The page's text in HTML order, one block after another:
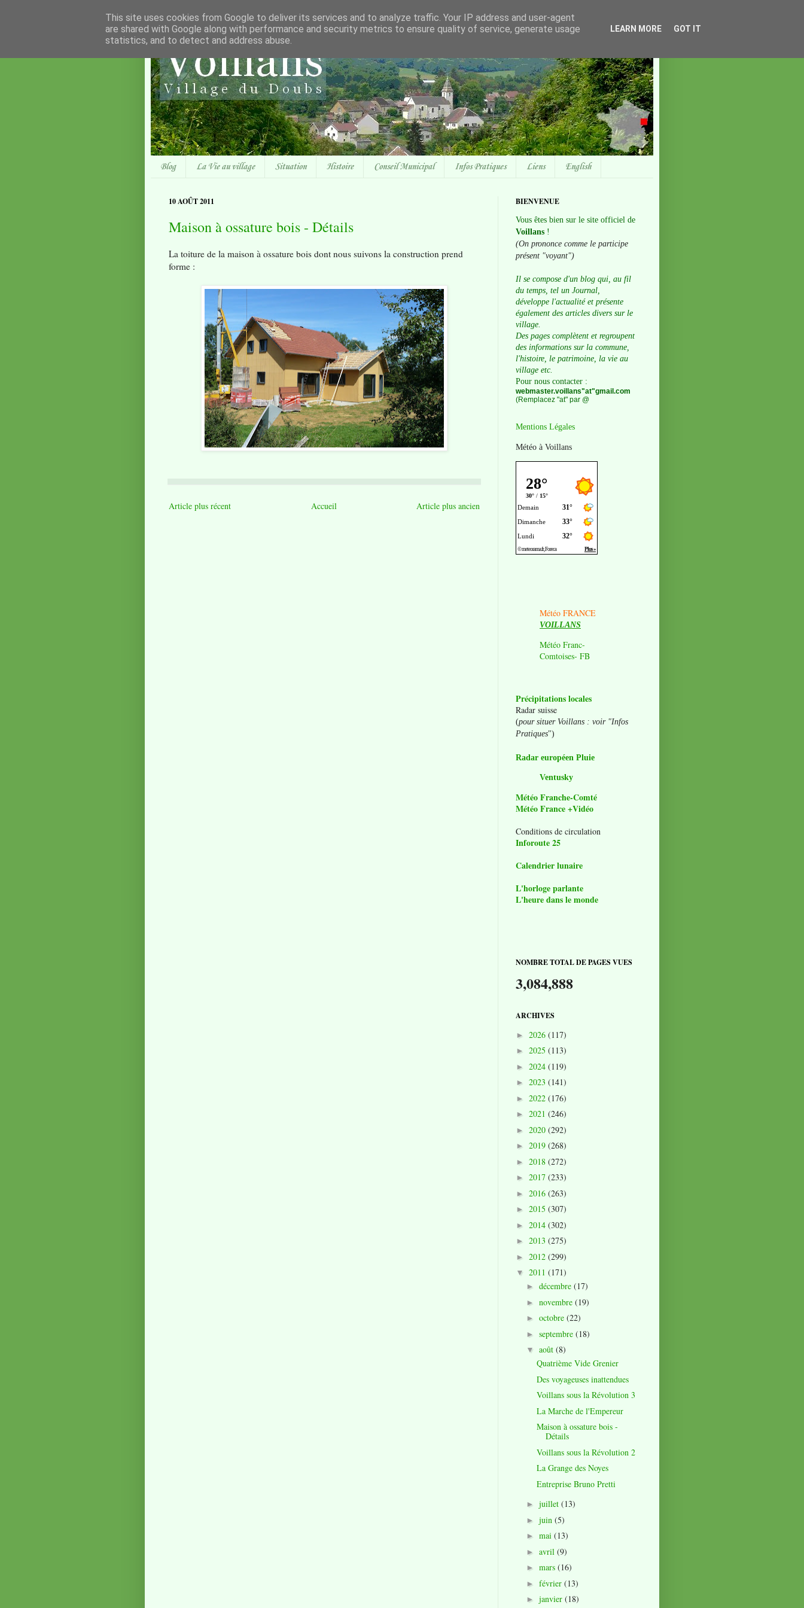
Blog La Vie au village Situation Histoire Conseil Municipal Infos Pratiques Liens English
10 AOÛT 2011
Maison à ossature bois - Détails
La toiture de la maison à ossature bois dont nous suivons la construction prend
forme :
Article plus récent Article plus ancien
Accueil
BIENVENUE
Vous êtes bien sur le site officiel de
Voillans !
(On prononce comme le participe
présent "voyant")
Il se compose d'un blog qui, au fil
du temps, tel un Journal,
développe l'actualité et présente
également des articles divers sur le
village.
Des pages complètent et regroupent
des informations sur la commune,
l'histoire, le patrimoine, la vie au
village etc.
Pour nous contacter :
webmaster.voillans"at"gmail.com
(Remplacez "at" par @
Mentions Légales
Météo à Voillans
Météo FRANCE
VOILLANS
Météo Franc-
Comtoises- FB
Précipitations locales
Radar suisse
(pour situer Voillans : voir "Infos
Pratiques")
Radar européen Pluie
Ventusky
Météo Franche-Comté
Météo France +Vidéo
Conditions de circulation
Inforoute 25
Calendrier lunaire
L'horloge parlante
L'heure dans le monde
NOMBRE TOTAL DE PAGES VUES
3,084,888
ARCHIVES
► 2026 (117)
► 2025 (113)
► 2024 (119)
► 2023 (141)
► 2022 (176)
► 2021 (246)
► 2020 (292)
► 2019 (268)
► 2018 (272)
► 2017 (233)
► 2016 (263)
► 2015 (307)
► 2014 (302)
► 2013 (275)
► 2012 (299)
▼ 2011 (171)
► décembre (17)
► novembre (19)
► octobre (22)
► septembre (18)
▼ août (8)
Quatrième Vide Grenier
Des voyageuses inattendues
Voillans sous la Révolution 3
La Marche de l'Empereur
Maison à ossature bois -
Détails
Voillans sous la Révolution 2
La Grange des Noyes
Entreprise Bruno Pretti
► juillet (13)
► juin (5)
► mai (13)
► avril (9)
► mars (16)
► février (13)
► janvier (18)
This site uses cookies from Google to deliver its services and to analyze traffic. Your IP address and user-agent
are shared with Google along with performance and security metrics to ensure quality of service, generate usage
statistics, and to detect and address abuse.
LEARN MORE GOT IT